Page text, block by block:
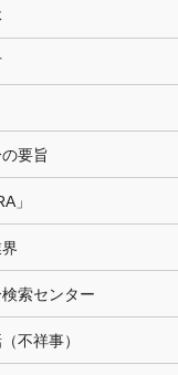
要旨
」
索センター
不祥事）